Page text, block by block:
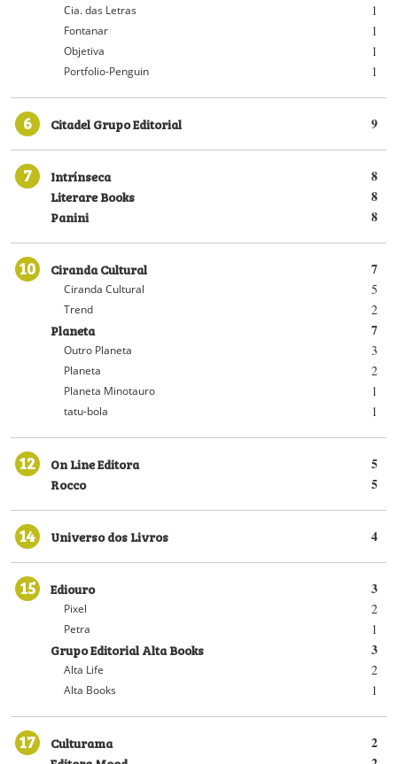
1
Cia. das Letras
1
Fontanar
1
Objetiva
1
Portfolio-Penguin
6 9
Citadel Grupo Editorial
7 8
Intrínseca
8
Literare Books
8
Panini
10 7
Ciranda Cultural
5
Ciranda Cultural
2
Trend
7
Planeta
3
Outro Planeta
2
Planeta
1
Planeta Minotauro
1
tatu-bola
12 5
On Line Editora
5
Rocco
14 4
Universo dos Livros
15 3
Ediouro
2
Pixel
1
Petra
3
Grupo Editorial Alta Books
2
Alta Life
1
Alta Books
17 2
Culturama